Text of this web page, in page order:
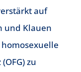
auf
und Klauen
zu